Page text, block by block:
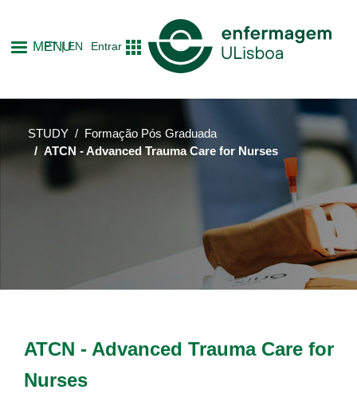
to
main
content
MENU
PT EN Entrar
STUDY
Formação Pós Graduada
ATCN - Advanced Trauma Care for Nurses
ATCN - Advanced Trauma Care for
Nurses